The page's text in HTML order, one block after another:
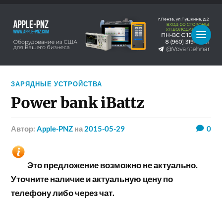
ЗАРЯДНЫЕ УСТРОЙСТВА
Power bank iBattz
Автор:Apple-PNZ на 2015-05-29 0
Это предложение возможно не актуально.
Уточните наличие и актуальную цену по
телефону либо через чат.